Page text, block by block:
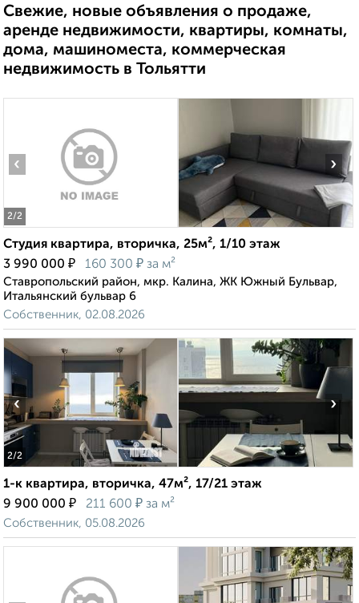
Свежие, новые объявления о продаже,
аренде недвижимости, квартиры, комнаты,
дома, машиноместа, коммерческая
недвижимость в Тольятти
2/2
‹ ›
Студия квартира, вторичка, 25м², 1/10 этаж
3 990 000 ₽ 160 300 ₽ за м²
Ставропольский район, мкр. Калина, ЖК Южный Бульвар,
Итальянский бульвар 6
Собственник, 02.08.2026
2/2
‹ ›
1-к квартира, вторичка, 47м², 17/21 этаж
9 900 000 ₽ 211 600 ₽ за м²
Собственник, 05.08.2026